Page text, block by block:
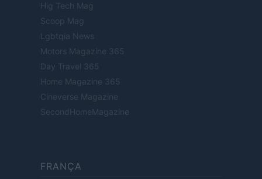
Hig Tech Mag
Scoop Mag
Lgbtqia News
Motors Magazine 365
Day Travel 365
Home Magazine 365
Cineverse Magazine
SecondHomeMagazine
FRANÇA